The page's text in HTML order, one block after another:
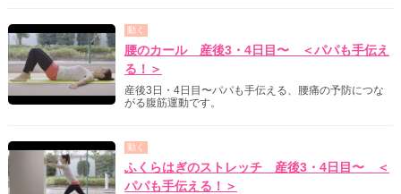
動く
腰のカール 産後3・4日目〜 ＜パパも手伝え
る！＞
産後3日・4日目〜パパも手伝える、腰痛の予防につな
がる腹筋運動です。
動く
ふくらはぎのストレッチ 産後3・4日目〜 ＜
パパも手伝える！＞